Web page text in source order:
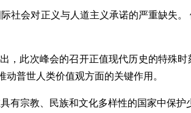
会对正义与人道主义承诺的严重缺失。
次峰会的召开正值现代历史的特殊时
普世人类价值观方面的关键作用。
宗教、民族和文化多样性的国家中保护